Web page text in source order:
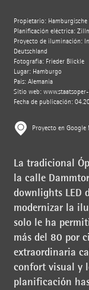
Propietario: Hamburgische
Planificación eléctrica:
Proyecto de iluminación:
Deutschland
Fotografía: Frieder Blickle
Lugar: Hamburgo
País: Alemania
Sitio web:
Fecha de publicación:
Proyecto en Google
La tradicional
la calle
downlights LED
modernizar la
solo le ha
más del 80 por
extraordinaria
confort visual y
planificación